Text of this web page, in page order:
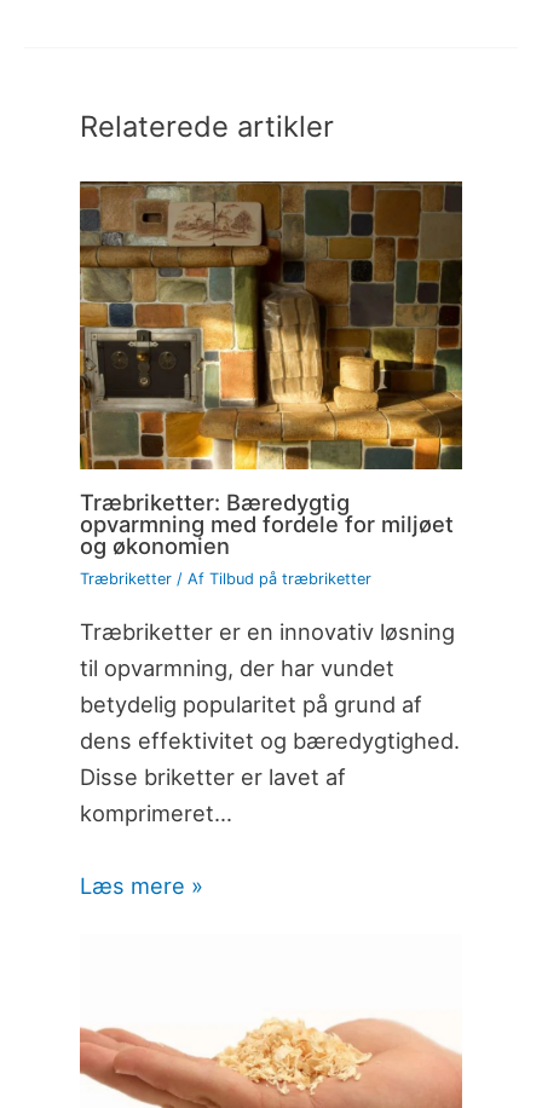
Relaterede artikler
Træbriketter: Bæredygtig
opvarmning med fordele for miljøet
og økonomien
Træbriketter/ Af Tilbud på træbriketter
Træbriketter er en innovativ løsning
til opvarmning, der har vundet
betydelig popularitet på grund af
dens effektivitet og bæredygtighed.
Disse briketter er lavet af
komprimeret…
Læs mere »